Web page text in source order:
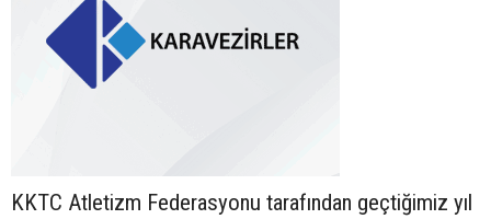
KKTC Atletizm Federasyonu tarafından geçtiğimiz yıl